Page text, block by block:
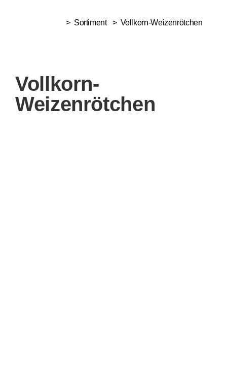
> Sortiment > Vollkorn-Weizenrötchen
Vollkorn-
Weizenrötchen